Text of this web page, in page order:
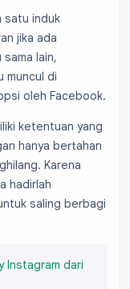
satu induk
jika ada
lain,
muncul di
oleh Facebook.
ketentuan yang
hanya bertahan
Karena
hadirlah
saling berbagi
Instagram dari